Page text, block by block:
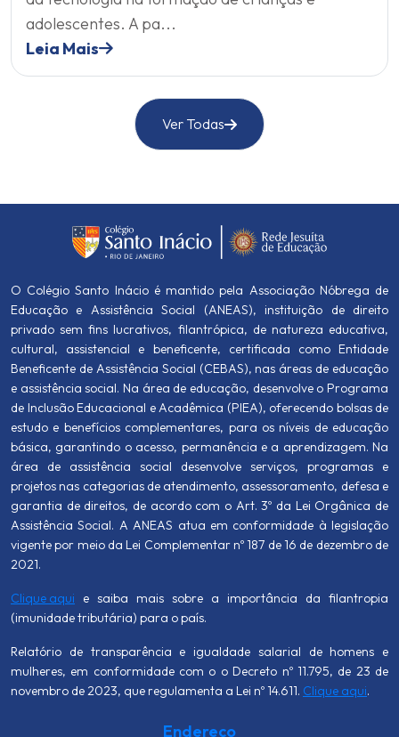
Ver Todas
adolescentes. A pa...
Leia Mais
O Colégio Santo Inácio é mantido pela Associação Nóbrega de
Educação e Assistência Social (ANEAS), instituição de direito
privado sem fins lucrativos, filantrópica, de natureza educativa,
cultural, assistencial e beneficente, certificada como Entidade
Beneficente de Assistência Social (CEBAS), nas áreas de educação
e assistência social. Na área de educação, desenvolve o Programa
de Inclusão Educacional e Acadêmica (PIEA), oferecendo bolsas de
estudo e benefícios complementares, para os níveis de educação
básica, garantindo o acesso, permanência e a aprendizagem. Na
área de assistência social desenvolve serviços, programas e
projetos nas categorias de atendimento, assessoramento, defesa e
garantia de direitos, de acordo com o Art. 3º da Lei Orgânica de
Assistência Social. A ANEAS atua em conformidade à legislação
vigente por meio da Lei Complementar nº 187 de 16 de dezembro de
2021.
Clique aqui e saiba mais sobre a importância da filantropia
(imunidade tributária) para o país.
Relatório de transparência e igualdade salarial de homens e
mulheres, em conformidade com o o Decreto nº 11.795, de 23 de
novembro de 2023, que regulamenta a Lei nº 14.611. Clique aqui.
Endereço